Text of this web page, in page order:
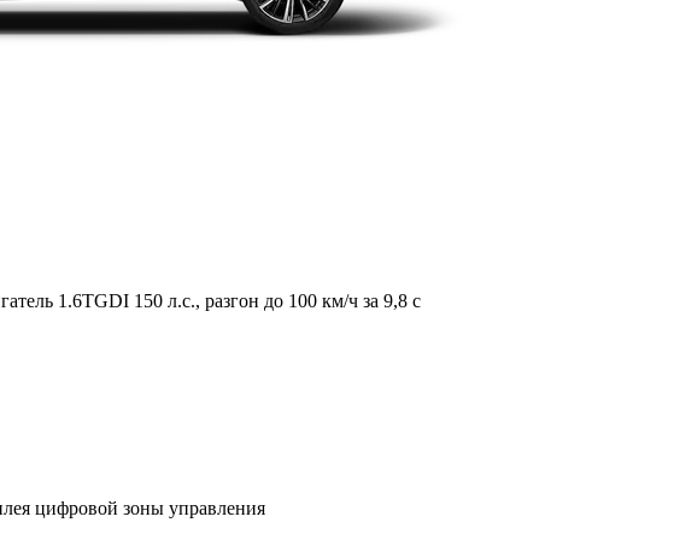
1.6TGDI 150 л.с., разгон до 100 км/ч за 9,8 с
цифровой зоны управления